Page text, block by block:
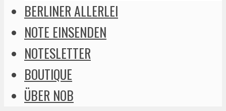
BERLINER ALLERLEI
NOTE EINSENDEN
NOTESLETTER
BOUTIQUE
ÜBER NOB